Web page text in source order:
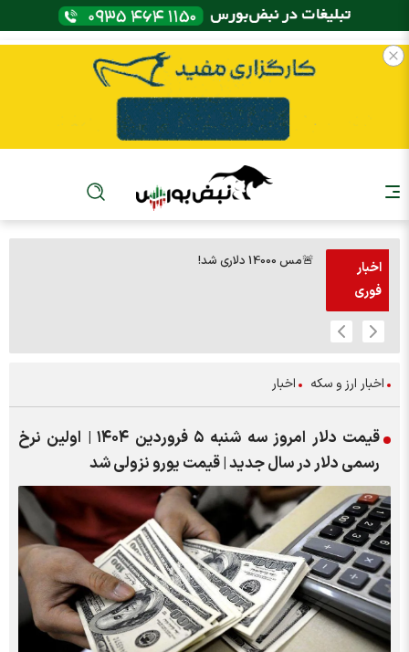
اخبار
فوری
🚨مس 14000 دلاری شد!
اخبار ارز و سکه اخبار
قیمت دلار امروز سه شنبه ۵ فروردین ۱۴۰۴ | اولین نرخ
رسمی دلار در سال جدید | قیمت یورو نزولی شد